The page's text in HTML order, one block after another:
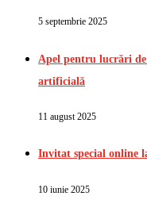
5 septembrie 2025
Apel pentru lucrări
artificială
11 august 2025
Invitat special online
10 iunie 2025